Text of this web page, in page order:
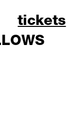
tickets
that